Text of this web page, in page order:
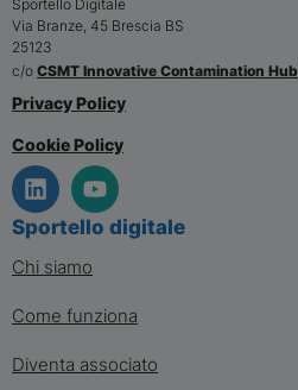
Sportello Digitale
Via Branze, 45 Brescia BS
25123
c/o CSMT Innovative Contamination Hub
Privacy Policy
Cookie Policy
Sportello digitale
Chi siamo
Come funziona
Diventa associato